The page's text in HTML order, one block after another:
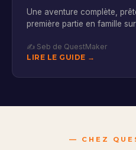
Une aventure complète,
première partie en famille
✍️ Seb de QuestMaker
LIRE LE GUIDE →
— CHEZ